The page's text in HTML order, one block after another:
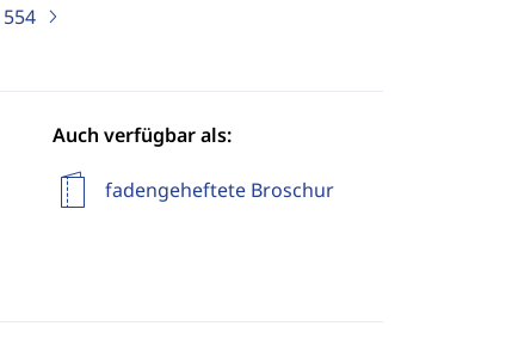
554
Auch verfügbar als:
fadengeheftete Broschur